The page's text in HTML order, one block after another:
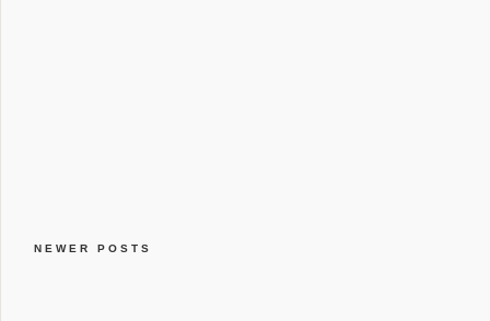
NEWER POSTS